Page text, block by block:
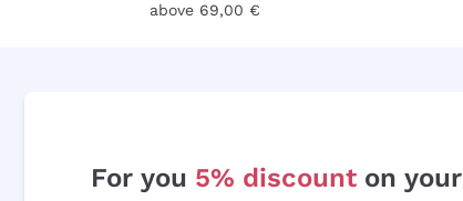
above 69,00 €
For you 5% discount on your